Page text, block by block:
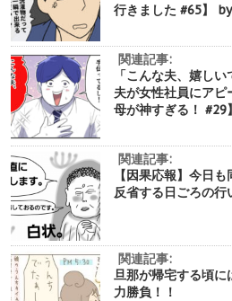
行きました #65】
関連記事:
「こんな夫、嬉し
夫が女性社員にア
母が神すぎる！ #29
関連記事:
【因果応報】今日
反省する日ごろの
関連記事:
旦那が帰宅する頃に
力勝負！！